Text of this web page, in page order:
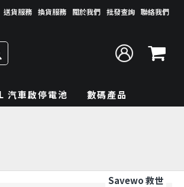
送貨服務 換貨服務 關於我們 批發查詢 聯絡我們
汽車啟停電池 數碼產品
Savewo 救世